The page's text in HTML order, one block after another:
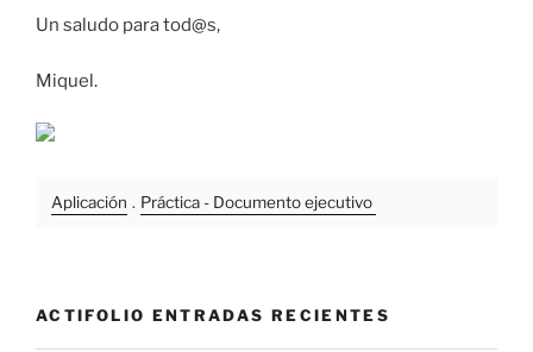
Un saludo para tod@s,
Miquel.
Aplicación . Práctica - Documento ejecutivo
ACTIFOLIO ENTRADAS RECIENTES